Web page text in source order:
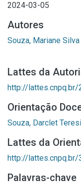
2024-03-05
Autores
Souza, Mariane
Lattes da
http://lattes.cnpq.br/
Orientação
Souza, Darclet
Lattes da
http://
Palavras-chave